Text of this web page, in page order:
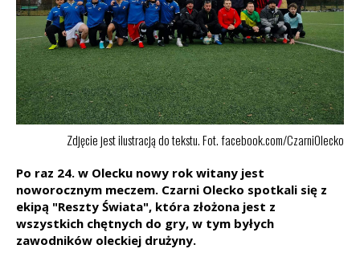
Zdjęcie jest ilustracją do tekstu. Fot. facebook.com/CzarniOlecko
Po raz 24. w Olecku nowy rok witany jest
noworocznym meczem. Czarni Olecko spotkali się z
ekipą "Reszty Świata", która złożona jest z
wszystkich chętnych do gry, w tym byłych
zawodników oleckiej drużyny.